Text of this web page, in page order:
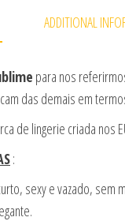
ADDITIONAL
para nos
das demais em
de lingerie criada
:
sexy e vazado, sem